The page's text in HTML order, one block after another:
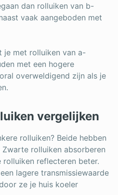
dan rolluiken van b-
vaak aangeboden met
je met rolluiken van a-
met een hogere
overweldigend zijn als je
vergelijken
rolluiken? Beide hebben
rolluiken absorberen
reflecteren beter.
lagere transmissiewaarde
ze je huis koeler